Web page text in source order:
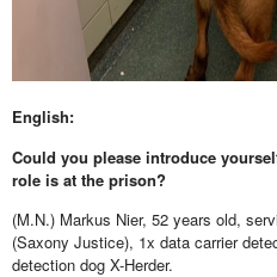
English:
Could you please introduce
role is at the prison?
(M.N.) Markus Nier, 52 years old,
(Saxony Justice), 1x data carrier
detection dog X-Herder.